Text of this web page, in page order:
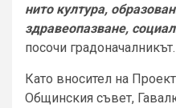
нито култура,
здравеопазване,
посочи градоначалникът.
Като вносител на
Общинския съвет,